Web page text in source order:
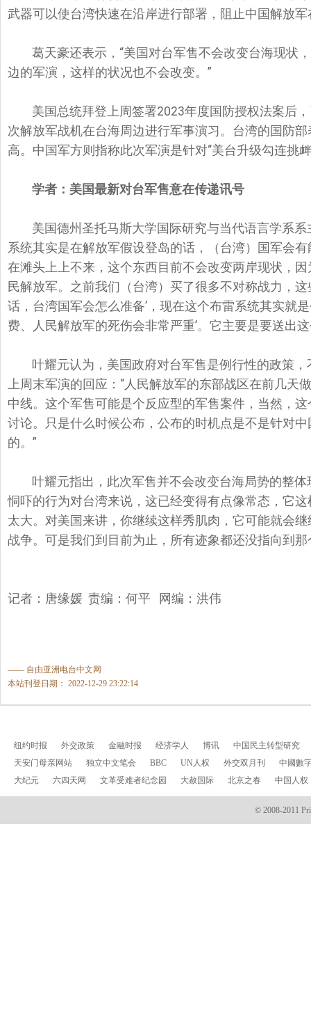
武器可以使台湾快速在沿岸进行部署，阻止中国解放
葛天豪还表示，“美国对台军售不会改变台海现状
边的军演，这样的状况也不会改变。”
美国总统拜登上周签署2023年度国防授权法案后
次解放军战机在台海周边进行军事演习。台湾的国防
高。中国军方则指称此次军演是针对“美台升级勾连挑
学者：美国最新对台军售意在传递讯号
美国德州圣托马斯大学国际研究与当代语言学系
系统其实是在解放军假设登岛的话，（台湾）国军会
在滩头上上不来，这个东西目前不会改变两岸现状，
民解放军。之前我们（台湾）买了很多不对称战力，
话，台湾国军会怎么准备’，现在这个布雷系统其实就
费、人民解放军的死伤会非常严重’。它主要是要送出
叶耀元认为，美国政府对台军售是例行性的政策
上周末军演的回应：“人民解放军的东部战区在前几天
中线。这个军售可能是个反应型的军售案件，当然，
讨论。只是什么时候公布，公布的时机点是不是针对
的。”
叶耀元指出，此次军售并不会改变台海局势的整
恫吓的行为对台湾来说，这已经变得有点像常态，它
太大。对美国来讲，你继续这样秀肌肉，它可能就会
战争。可是我们到目前为止，所有迹象都还没指向到那
记者：唐缘媛 责编：何平 网编：洪伟
—— 自由亚洲电台中文网
本站刊登日期： 2022-12-29 23:22:14
纽约时报 外交政策 金融时报 经济学人 博讯
中国民主转型研究
天安门母亲网站
独立中文笔会 BBC UN人权 外交双月刊
中國數
大纪元
六四天网 文革受难者纪念园 大赦国际 北京之春 中国人权
© 2008-2011